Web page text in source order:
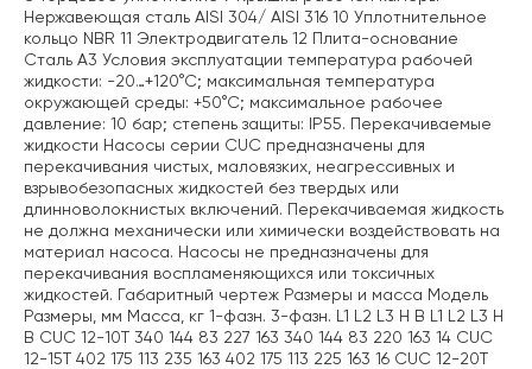
Нержавеющая сталь AISI 304/ AISI 316 10 Уплотнительное
кольцо NBR 11 Электродвигатель 12 Плита-основание
Сталь A3 Условия эксплуатации температура рабочей
жидкости: -20…+120°С; максимальная температура
окружающей среды: +50°С; максимальное рабочее
давление: 10 бар; степень защиты: IP55. Перекачиваемые
жидкости Насосы серии CUC предназначены для
перекачивания чистых, маловязких, неагрессивных и
взрывобезопасных жидкостей без твердых или
длинноволокнистых включений. Перекачиваемая жидкость
не должна механически или химически воздействовать на
материал насоса. Насосы не предназначены для
перекачивания воспламеняющихся или токсичных
жидкостей. Габаритный чертеж Размеры и масса Модель
Размеры, мм Масса, кг 1-фазн. 3-фазн. L1 L2 L3 H В L1 L2 L3 H
В CUC 12-10T 340 144 83 227 163 340 144 83 220 163 14 CUC
12-15T 402 175 113 235 163 402 175 113 225 163 16 CUC 12-20T